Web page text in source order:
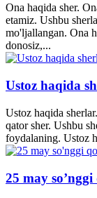
Ona haqida sher.
etamiz. Ushbu
mo'ljallangan. Ona
donosiz,...
Ustoz haqida
Ustoz haqida
qator sher. Ushbu
foydalaning. Ustoz
25 may